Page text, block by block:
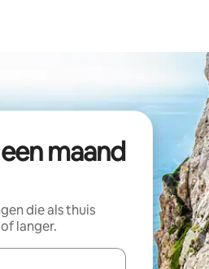
maand
die als thuis
langer.